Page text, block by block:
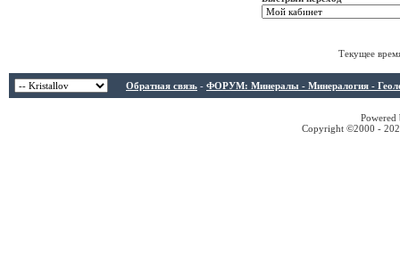
Текущее
Обратная связь - ФОРУМ: Минералы - Минералогия -
Copyright ©2000 -